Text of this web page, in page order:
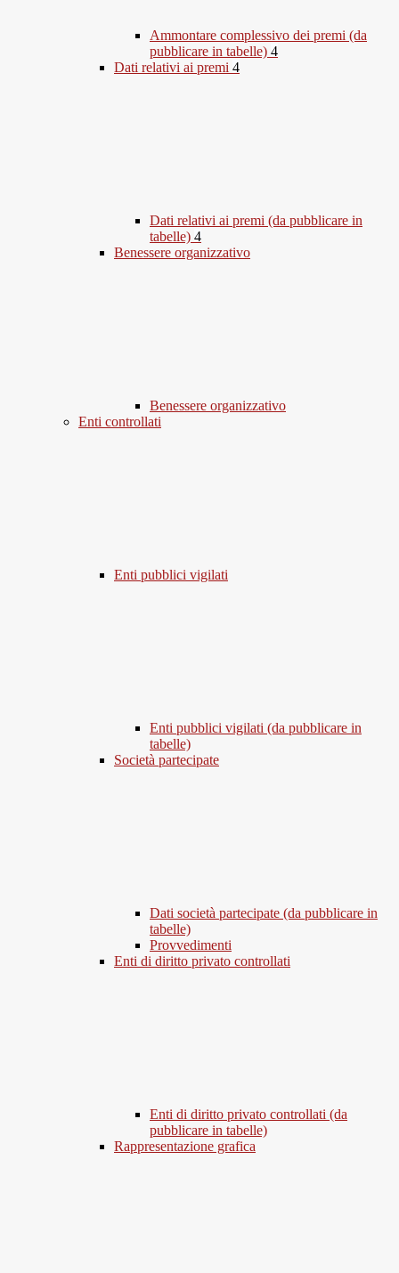
Ammontare complessivo dei premi (da
pubblicare in tabelle) 4
Dati relativi ai premi 4
Dati relativi ai premi (da pubblicare in
tabelle) 4
Benessere organizzativo
Benessere organizzativo
Enti controllati
Enti pubblici vigilati
Enti pubblici vigilati (da pubblicare in
tabelle)
Società partecipate
Dati società partecipate (da pubblicare in
tabelle)
Provvedimenti
Enti di diritto privato controllati
Enti di diritto privato controllati (da
pubblicare in tabelle)
Rappresentazione grafica